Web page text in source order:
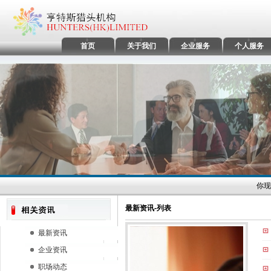
首页 关于我们 企业服务 个人服务
你
最新资讯
企业资讯
职场动态
最新资讯-列表